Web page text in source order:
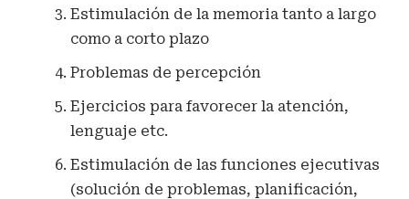
Estimulación de la memoria tanto a largo
como a corto plazo
Problemas de percepción
Ejercicios para favorecer la atención,
lenguaje etc.
Estimulación de las funciones ejecutivas
(solución de problemas, planificación,